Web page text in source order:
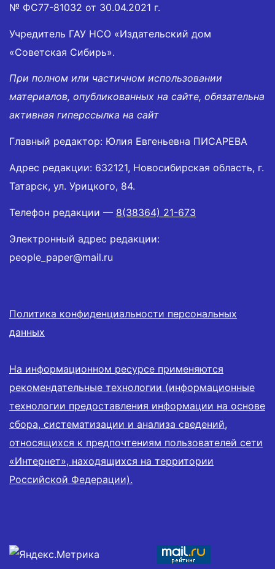
№ ФС77-81032 от 30.04.2021 г.
Учредитель ГАУ НСО «Издательский дом
«Советская Сибирь».
При полном или частичном использовании
материалов, опубликованных на сайте, обязательна
активная гиперссылка на сайт
Главный редактор: Юлия Евгеньевна ПИСАРЕВА
Адрес редакции: 632121, Новосибирская область, г.
Татарск, ул. Урицкого, 84.
Телефон редакции — 8(38364) 21-673
Электронный адрес редакции:
people_paper@mail.ru
Политика конфиденциальности персональных
данных
На информационном ресурсе применяются
рекомендательные технологии (информационные
технологии предоставления информации на основе
сбора, систематизации и анализа сведений,
относящихся к предпочтениям пользователей сети
«Интернет», находящихся на территории
Российской Федерации).